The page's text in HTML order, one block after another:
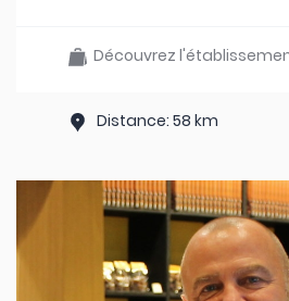
Découvrez
Distance: 58 km